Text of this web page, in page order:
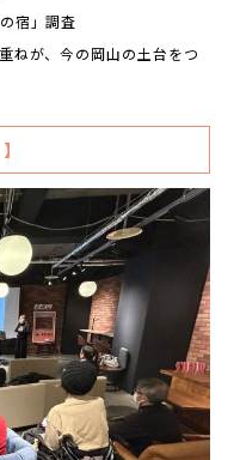
宿」調査
ねが、今の岡山の土台をつ